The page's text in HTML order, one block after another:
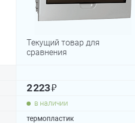
Текущий товар для
сравнения
2 223₽
в наличии
термопластик